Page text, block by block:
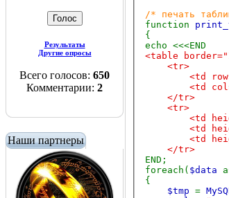
Результаты
Другие опросы
Всего голосов: 650
Комментарии: 2
Наши партнеры
/* печать
function
{
echo <<<END
<table
<tr>
<td
<td
</tr>
<tr>
<td
<td
<td
</tr>
END;
foreach( $data
{
$tmp =